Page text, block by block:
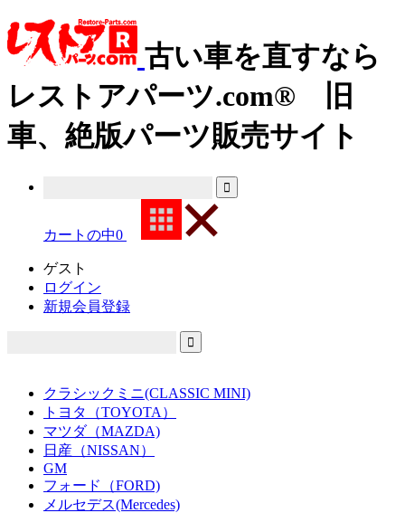
古い車を直すなら
レストアパーツ.com® 旧
車、絶版パーツ販売サイト
カートの中0
ゲスト
ログイン
新規会員登録
クラシックミニ(CLASSIC MINI)
トヨタ（TOYOTA）
マツダ（MAZDA)
日産（NISSAN）
GM
フォード（FORD)
メルセデス(Mercedes)